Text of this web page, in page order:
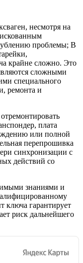
несмотря на
проблемы; В
крайне сложно. Это
сложными
специального
ремонта и
плата
или полной
перепрошивка
синхронизации с
действий со
знаниями и
ключа гарантирует
риск дальнейшего